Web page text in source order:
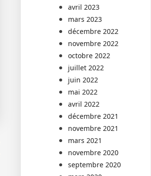
avril 2023
mars 2023
décembre 2022
novembre 2022
octobre 2022
juillet 2022
juin 2022
mai 2022
avril 2022
décembre 2021
novembre 2021
mars 2021
novembre 2020
septembre 2020